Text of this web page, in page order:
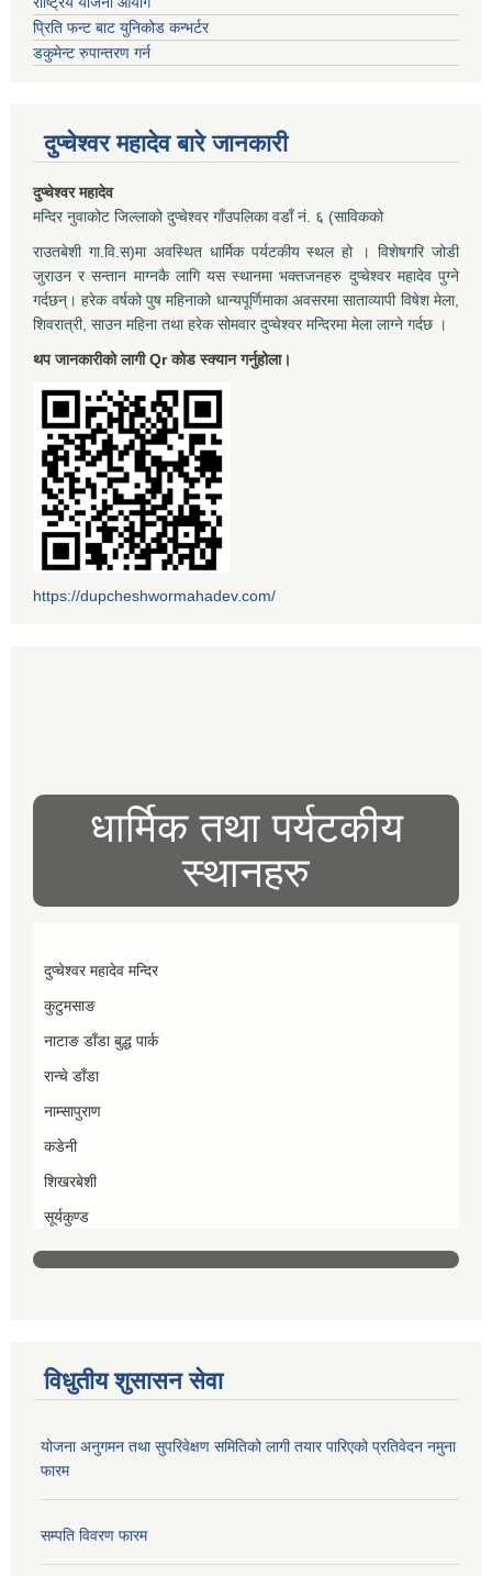
प्रिति फन्ट बाट युनिकोड कन्भर्टर
डकुमेन्ट रुपान्तरण गर्न
दुप्चेश्वर महादेव बारे जानकारी
दुप्चेश्वर महादेव
मन्दिर नुवाकोट जिल्लाको दुप्चेश्वर गाँउपलिका वडाँ नं. ६ (साविकको
राउतबेशी गा.वि.स)मा अवस्थित धार्मिक पर्यटकीय स्थल हो । विशेषगरि जोडी
जुराउन र सन्तान माग्नकै लागि यस स्थानमा भक्तजनहरु दुप्चेश्वर महादेव पुग्ने
गर्दछन्। हरेक वर्षको पुष महिनाको धान्यपूर्णिमाका अवसरमा साताव्यापी विषेश मेला,
शिवरात्री, साउन महिना तथा हरेक सोमवार दुप्चेश्वर मन्दिरमा मेला लाग्ने गर्दछ ।
थप जानकारीको लागी Qr कोड स्क्यान गर्नुहोला।
https://dupcheshwormahadev.com/
धार्मिक तथा पर्यटकीय
स्थानहरु
दुप्चेश्वर महादेव मन्दिर
कुटुमसाङ
नाटाङ डाँडा बुद्ध पार्क
रान्चे डाँडा
नाम्सापुराण
कडेनी
शिखरबेशी
सूर्यकुण्ड
विधुतीय शुसासन सेवा
योजना अनुगमन तथा सुपरिवेक्षण समितिको लागी तयार पारिएको प्रतिवेदन नमुना
फारम
सम्पति विवरण फारम